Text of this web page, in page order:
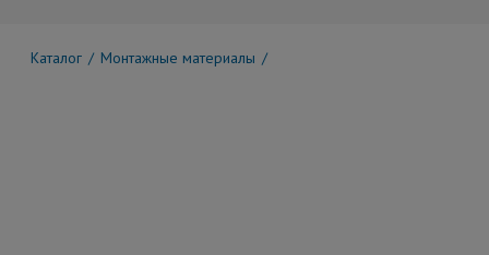
Каталог Монтажные материалы